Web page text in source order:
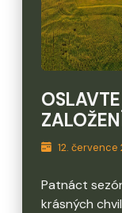
12. července
Patnáct
krásných